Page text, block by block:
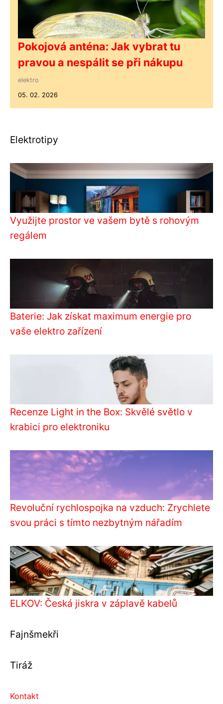
Pokojová anténa: Jak vybrat tu
pravou a nespálit se při nákupu
elektro
05. 02. 2026
Elektrotipy
Využijte prostor ve vašem bytě s rohovým
regálem
Baterie: Jak získat maximum energie pro
vaše elektro zařízení
Recenze Light in the Box: Skvělé světlo v
krabici pro elektroniku
Revoluční rychlospojka na vzduch: Zrychlete
svou práci s tímto nezbytným nářadím
ELKOV: Česká jiskra v záplavě kabelů
Fajnšmekři
Tiráž
Kontakt